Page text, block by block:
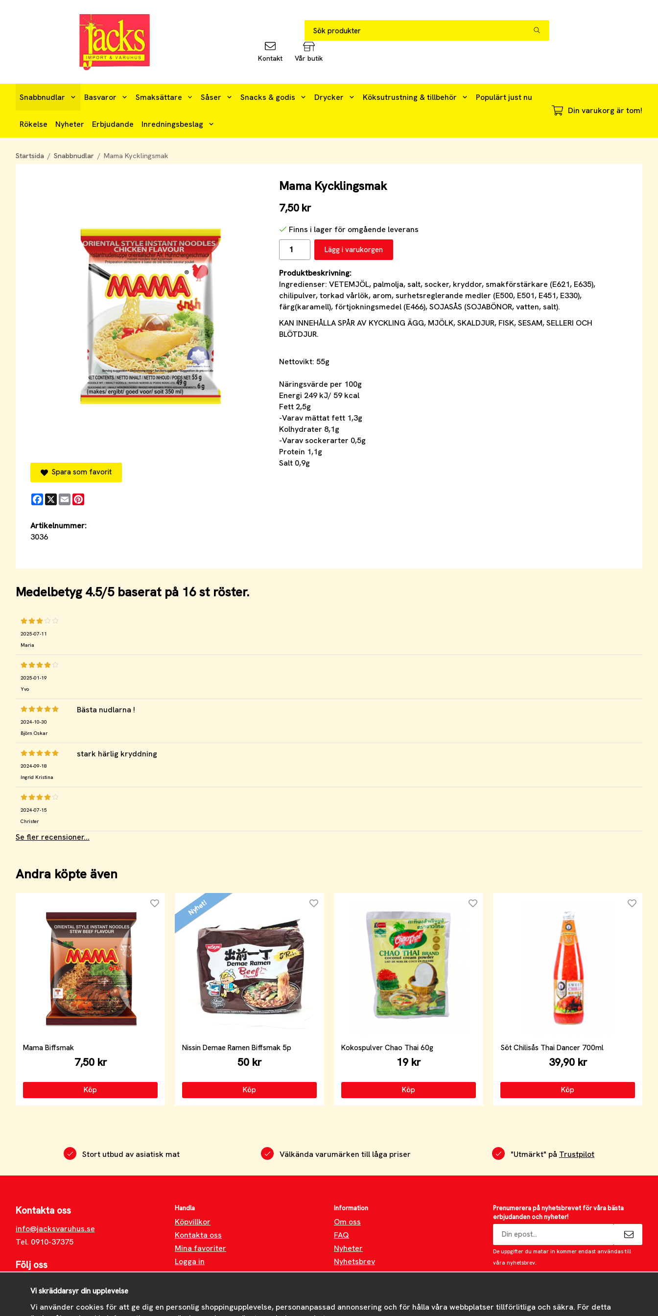
Kontakt Vår butik
Snabbnudlar Basvaror Smaksättare Såser Snacks & godis Drycker Köksutrustning & tillbehör Populärt just nu
Rökelse Nyheter Erbjudande Inredningsbeslag
Din varukorg är tom!
Startsida / Snabbnudlar / Mama Kycklingsmak
Mama Kycklingsmak
7,50 kr
Finns i lager för omgående leverans
Lägg i varukorgen
Produktbeskrivning:
Ingredienser: VETEMJÖL, palmolja, salt, socker, kryddor, smakförstärkare (E621, E635),
chilipulver, torkad vårlök, arom, surhetsreglerande medler (E500, E501, E451, E330),
färg(karamell), förtjokningsmedel (E466), SOJASÅS (SOJABÖNOR, vatten, salt).
KAN INNEHÅLLA SPÅR AV KYCKLING ÄGG, MJÖLK, SKALDJUR, FISK, SESAM, SELLERI OCH
BLÖTDJUR.
Nettovikt: 55g
Näringsvärde per 100g
Energi 249 kJ/ 59 kcal
Fett 2,5g
-Varav mättat fett 1,3g
Kolhydrater 8,1g
-Varav sockerarter 0,5g
Protein 1,1g
Salt 0,9g
Spara som favorit
Facebook
X Email
Artikelnummer:
3036
Medelbetyg 4.5/5 baserat på 16st röster.
2025-07-11
Maria
2025-01-19
Yvo
2024-10-30
Björn Oskar
Bästa nudlarna !
2024-09-18
Ingrid Kristina
stark härlig kryddning
2024-07-15
Christer
Se fler recensioner...
Andra köpte även
Mama Biffsmak
7,50 kr
Köp
Nyhet!
Nissin Demae Ramen Biffsmak 5p
50 kr
Köp
Kokospulver Chao Thai 60g
19 kr
Köp
Söt Chilisås Thai Dancer 700ml
39,90 kr
Köp
Stort utbud av asiatisk mat Välkända varumärken till låga priser "Utmärkt" på Trustpilot
Kontakta oss
info@jacksvaruhus.se
Tel. 0910-37375
Följ oss
Instagram
Handla
Köpvillkor
Kontakta oss
Mina favoriter
Logga in
Information
Om oss
FAQ
Nyheter
Nyhetsbrev
Om cookies
Prenumerera på nyhetsbrevet för våra bästa
erbjudanden och nyheter!
postadress
De uppgifter du matar in kommer endast användas till
våra nyhetsbrev.
Vi skräddarsyr din upplevelse
Vi använder cookies för att ge dig en personlig shoppingupplevelse, personanpassad annonsering och för hålla våra webbplatser tillförlitliga och säkra. För detta